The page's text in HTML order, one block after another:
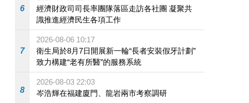
6
經濟財政司司長率團隊落區走訪各社團 凝聚共
識推進經濟民生各項工作
7
2026-08-06 10:17
衛生局於8月7日開展新一輪“長者安裝假牙計劃”
致力構建“老有所醫”的服務系統
8
2026-08-03 22:03
岑浩輝在福建廈門、龍岩兩市考察調研